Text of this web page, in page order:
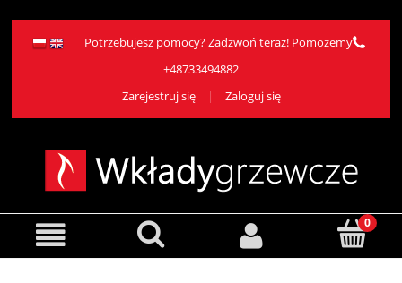
Potrzebujesz pomocy? Zadzwoń teraz! Pomożemy
+48733494882
Zarejestruj się
Zaloguj się